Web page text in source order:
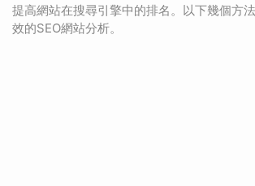
提高網站在搜尋引擎中的排名。以下幾個方
效的SEO網站分析。